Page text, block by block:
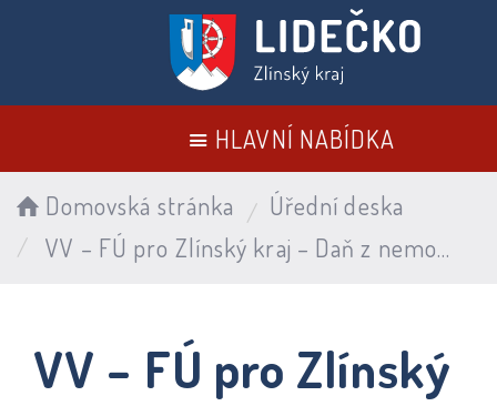
HLAVNÍ NABÍDKA
Domovská stránka
Úřední deska
VV – FÚ pro Zlínský kraj – Daň z nemovitých věcí pro rok 2024
VV – FÚ pro Zlínský